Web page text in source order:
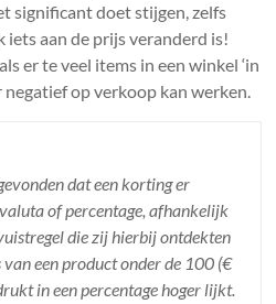
significant doet stijgen, zelfs
aan de prijs veranderd is!
er te veel items in een winkel ‘in
negatief op verkoop kan werken.
dat een korting er
of percentage, afhankelijk
die zij hierbij ontdekten
van een product onder de 100 (€
in een percentage hoger lijkt.